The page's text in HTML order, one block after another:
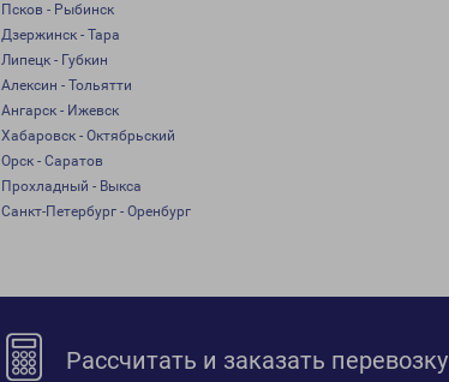
Псков - Рыбинск
Дзержинск - Тара
Липецк - Губкин
Алексин - Тольятти
Ангарск - Ижевск
Хабаровск - Октябрьский
Орск - Саратов
Прохладный - Выкса
Санкт-Петербург - Оренбург
Рассчитать и заказать перевозку